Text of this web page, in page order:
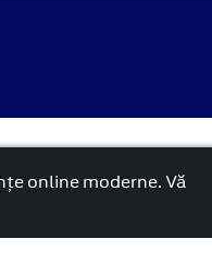
online moderne. Vă